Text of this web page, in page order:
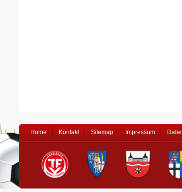
Home Kontakt Sitemap Impressum